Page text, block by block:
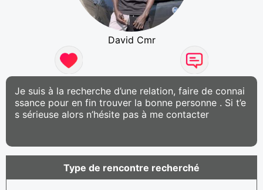
David Cmr
Je suis à la recherche d’une relation, faire de connai
ssance pour en fin trouver la bonne personne . Si t’e
s sérieuse alors n’hésite pas à me contacter
Type de rencontre recherché